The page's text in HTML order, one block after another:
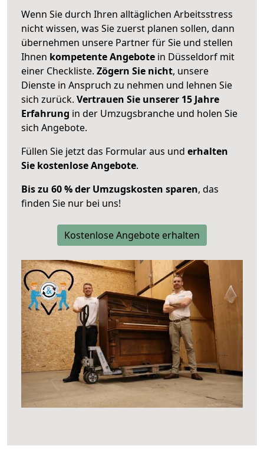
Wenn Sie durch Ihren alltäglichen Arbeitsstress
nicht wissen, was Sie zuerst planen sollen, dann
übernehmen unsere Partner für Sie und stellen
Ihnen kompetente Angebote in Düsseldorf mit
einer Checkliste. Zögern Sie nicht, unsere
Dienste in Anspruch zu nehmen und lehnen Sie
sich zurück. Vertrauen Sie unserer 15 Jahre
Erfahrung in der Umzugsbranche und holen Sie
sich Angebote.
Füllen Sie jetzt das Formular aus und erhalten
Sie kostenlose Angebote.
Bis zu 60 % der Umzugskosten sparen, das
finden Sie nur bei uns!
Kostenlose Angebote erhalten